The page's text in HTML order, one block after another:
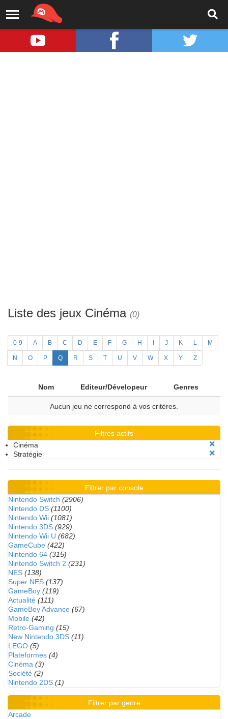
Liste des jeux Cinéma (0)
0-9 A B C D E F G H J K L M
N O P Q R S T U V W X Y Z
Nom Editeur/Dévelopeur Genres
Aucun jeu ne correspond à vos critères.
Filtres actifs
Cinéma
Stratégie
Filtrer par console
Nintendo Switch (2906)
Nintendo DS (1100)
Nintendo Wii (1081)
Nintendo 3DS (929)
Nintendo Wii U (682)
GameCube (422)
Nintendo 64 (315)
Nintendo Switch 2 (231)
NES (138)
Super NES (137)
GameBoy (119)
Actualité (111)
GameBoy Advance (67)
Mobile (42)
Retro-Gaming (15)
New Nintendo 3DS (11)
LEGO (5)
Plateformes (4)
Cinéma (3)
Société (2)
Nintendo 2DS (1)
Filtrer par genre
Arcade